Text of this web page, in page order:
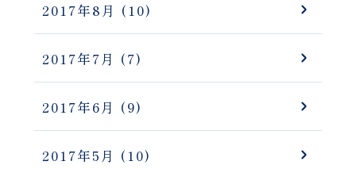
2017年8月 (10)
2017年7月 (7)
2017年6月 (9)
2017年5月 (10)